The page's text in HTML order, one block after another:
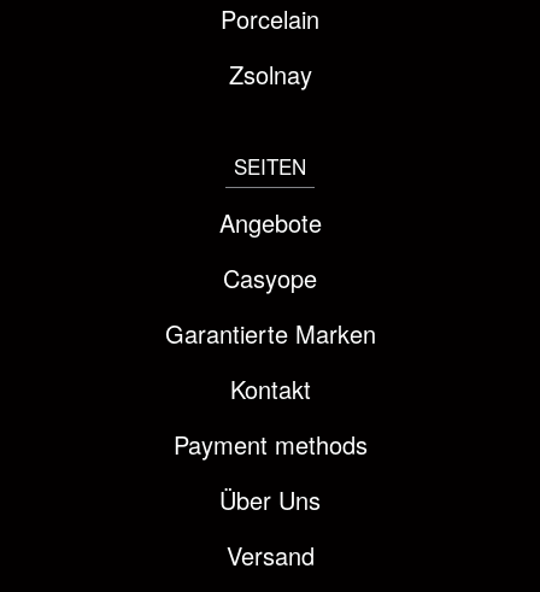
Porcelain
Zsolnay
SEITEN
Angebote
Casyope
Garantierte Marken
Kontakt
Payment methods
Über Uns
Versand